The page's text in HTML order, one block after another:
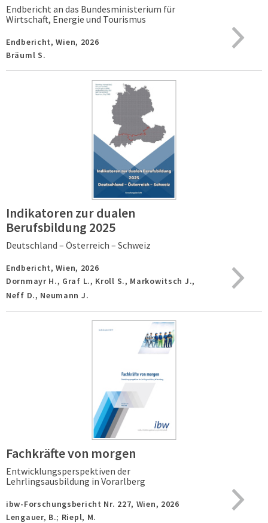
Endbericht an das Bundesministerium für
Wirtschaft, Energie und Tourismus
Endbericht,Wien, 2026
Bräuml S.
Indikatoren zur dualen
Berufsbildung 2025
Deutschland – Österreich – Schweiz
Endbericht,Wien, 2026
Dornmayr H., Graf L., Kroll S., Markowitsch J.,
Neff D., Neumann J.
Fachkräfte von morgen
Entwicklungsperspektiven der
Lehrlingsausbildung in Vorarlberg
ibw-Forschungsbericht Nr. 227, Wien, 2026
Lengauer, B.; Riepl, M.